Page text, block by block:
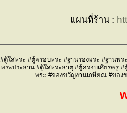
แผนที่ร้าน :
#ตู้ใส่พระ #ตู้ครอบพระ #ฐานรองพระ #ฐานพ
พระประธาน #ตู้ใส่พระธาตุ #ตู้ครอบเศียรครู
พระ #ของขวัญงานเกษียณ #ของ